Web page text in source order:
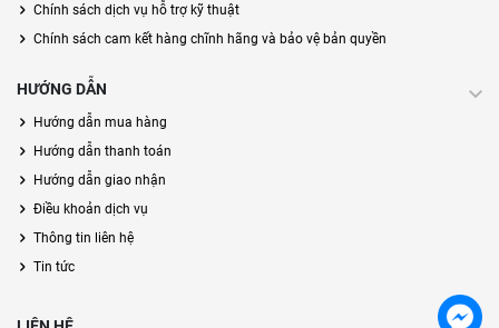
Chính sách dịch vụ hỗ trợ kỹ thuật
Chính sách cam kết hàng chĩnh hãng và bảo vệ bản quyền
HƯỚNG DẪN
Hướng dẫn mua hàng
Hướng dẫn thanh toán
Hướng dẫn giao nhận
Điều khoản dịch vụ
Thông tin liên hệ
Tin tức